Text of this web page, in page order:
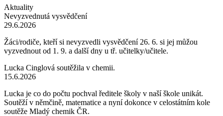
Aktuality
Nevyzvednutá vysvědčení
29.6.2026
Žáci/rodiče, kteří si nevyzvedli vysvědčení 26. 6. si jej můžou
vyzvednout od 1. 9. a další dny u tř. učitelky/učitele.
Lucka Cinglová soutěžila v chemii.
15.6.2026
Lucka je co do počtu pochval ředitele školy v naší škole unikát.
Soutěží v němčině, matematice a nyní dokonce v celostátním kole
soutěže Mladý chemik ČR.